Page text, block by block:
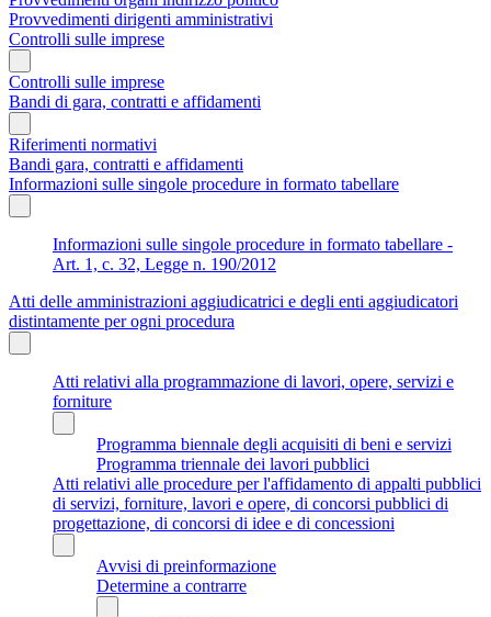
Provvedimenti dirigenti amministrativi
Controlli sulle imprese
Controlli sulle imprese
Bandi di gara, contratti e affidamenti
Riferimenti normativi
Bandi gara, contratti e affidamenti
Informazioni sulle singole procedure in formato tabellare
Informazioni sulle singole procedure in formato tabellare -
Art. 1, c. 32, Legge n. 190/2012
Atti delle amministrazioni aggiudicatrici e degli enti aggiudicatori
distintamente per ogni procedura
Atti relativi alla programmazione di lavori, opere, servizi e
forniture
Programma biennale degli acquisiti di beni e servizi
Programma triennale dei lavori pubblici
Atti relativi alle procedure per l'affidamento di appalti pubblici
di servizi, forniture, lavori e opere, di concorsi pubblici di
progettazione, di concorsi di idee e di concessioni
Avvisi di preinformazione
Determine a contrarre